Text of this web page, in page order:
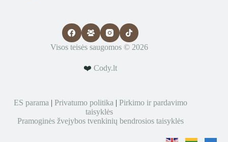
Visos teisės saugomos © 2026
❤️Cody.lt
ES parama | Privatumo politika | Pirkimo ir pardavimo
taisyklės
Pramoginės žvejybos tvenkinių bendrosios taisyklės